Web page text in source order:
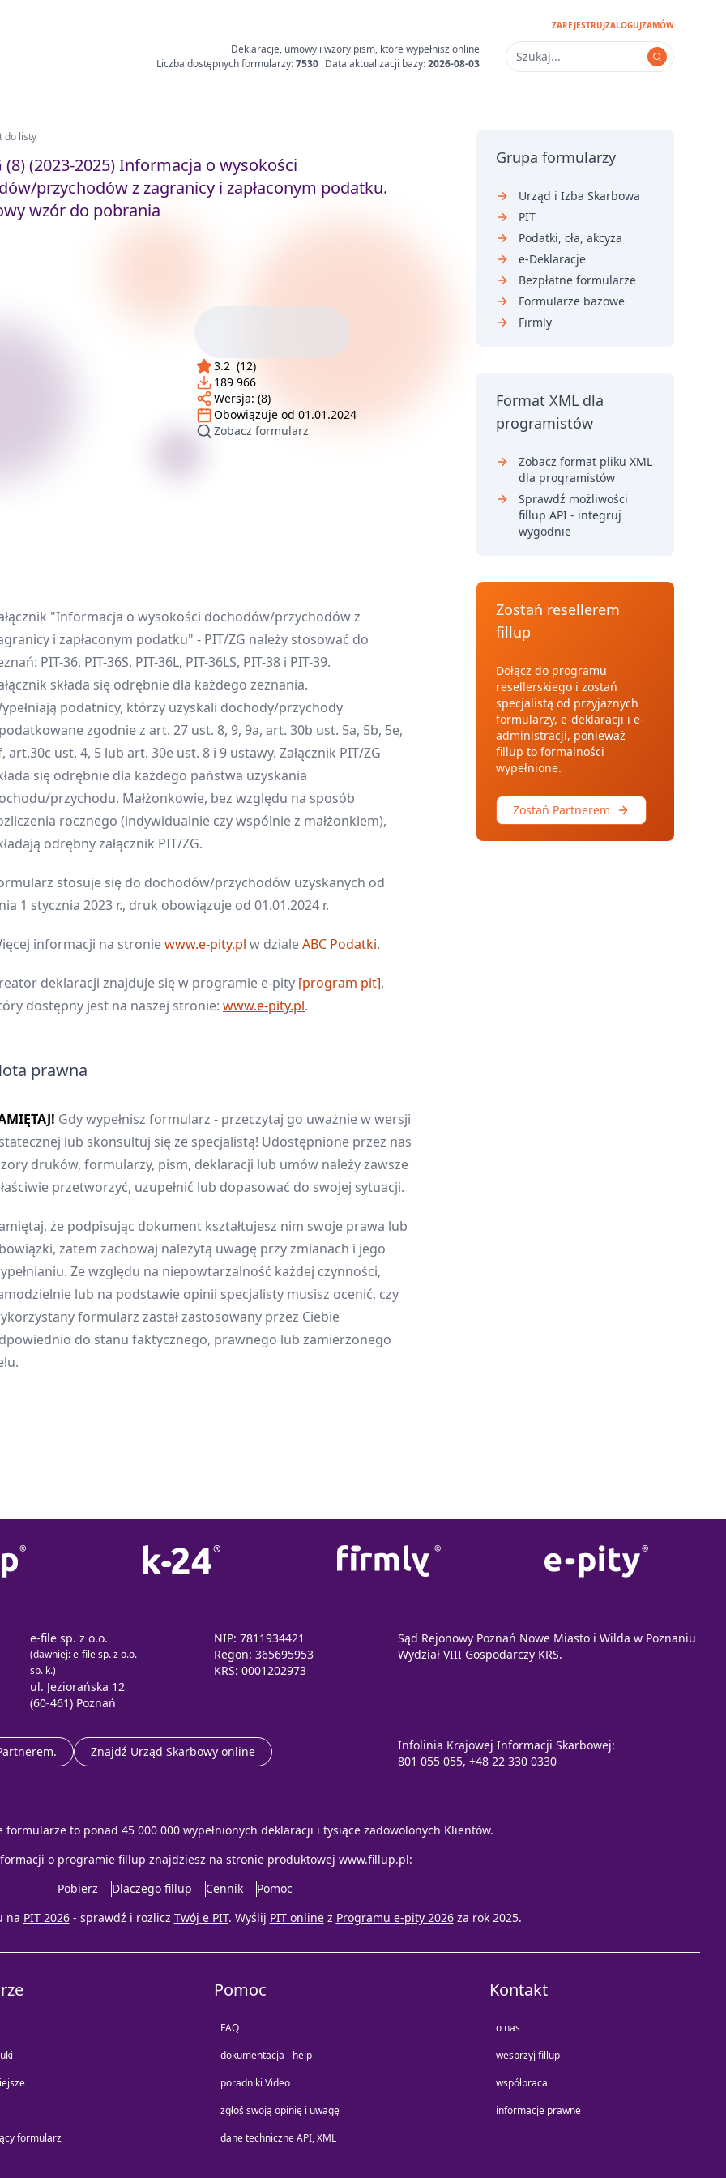
ZAREJESTRUJZALOGUJZAMÓW
Deklaracje, umowy i wzory pism, które wypełnisz online
Liczba dostępnych formularzy:7530 Data aktualizacji bazy:2026-08-03
do listy
(8) (2023-2025) Informacja o wysokości
przychodów z zagranicy i zapłaconym podatku.
wzór do pobrania
3.2 (12)
189 966
Wersja: (8)
Obowiązuje od 01.01.2024
Zobacz formularz
"Informacja o wysokości dochodów/przychodów z
i zapłaconym podatku" - PIT/ZG należy stosować do
PIT-36, PIT-36S, PIT-36L, PIT-36LS, PIT-38 i PIT-39.
składa się odrębnie dla każdego zeznania.
podatnicy, którzy uzyskali dochody/przychody
zgodnie z art. 27 ust. 8, 9, 9a, art. 30b ust. 5a, 5b, 5e,
art.30c ust. 4, 5 lub art. 30e ust. 8 i 9 ustawy. Załącznik PIT/ZG
się odrębnie dla każdego państwa uzyskania
przychodu. Małżonkowie, bez względu na sposób
rocznego (indywidualnie czy wspólnie z małżonkiem),
odrębny załącznik PIT/ZG.
stosuje się do dochodów/przychodów uzyskanych od
1 stycznia 2023 r., druk obowiązuje od 01.01.2024 r.
informacji na stroniewww.e-pity.pl w dzialeABC Podatki.
deklaracji znajduje się w programie e-pity [program pit],
dostępny jest na naszej stronie: www.e-pity.pl.
prawna
Gdy wypełnisz formularz - przeczytaj go uważnie w wersji
lub skonsultuj się ze specjalistą! Udostępnione przez nas
druków, formularzy, pism, deklaracji lub umów należy zawsze
przetworzyć, uzupełnić lub dopasować do swojej sytuacji.
że podpisując dokument kształtujesz nim swoje prawa lub
zatem zachowaj należytą uwagę przy zmianach i jego
Ze względu na niepowtarzalność każdej czynności,
lub na podstawie opinii specjalisty musisz ocenić, czy
formularz zastał zastosowany przez Ciebie
do stanu faktycznego, prawnego lub zamierzonego
Grupa formularzy
Urząd i Izba Skarbowa
PIT
Podatki, cła, akcyza
e-Deklaracje
Bezpłatne formularze
Formularze bazowe
Firmly
Format XML dla
programistów
Zobacz format pliku XML
dla programistów
Sprawdź możliwości
fillup API - integruj
wygodnie
Zostań resellerem
fillup
Dołącz do programu
resellerskiego i zostań
specjalistą od przyjaznych
formularzy, e-deklaracji i e-
administracji, ponieważ
fillup to formalności
wypełnione.
Zostań Partnerem
e-file sp. z o.o.
(dawniej: e-file sp. z o.o.
sp. k.)
ul. Jeziorańska 12
(60-461) Poznań
NIP: 7811934421
Regon: 365695953
KRS: 0001202973
Sąd Rejonowy Poznań Nowe Miasto i Wilda w Poznaniu
Wydział VIII Gospodarczy KRS.
Znajdź Urząd Skarbowy online
Infolinia Krajowej Informacji Skarbowej:
801 055 055, +48 22 330 0330
formularze to ponad 45 000 000 wypełnionych deklaracji i tysiące zadowolonych Klientów.
o programie fillup znajdziesz na stronie produktowej www.fillup.pl:
Pobierz
Dlaczego fillup Cennik
Pomoc
na PIT 2026 - sprawdź i rozlicz Twój e PIT. Wyślij PIT online z Programu e-pity 2026 za rok 2025.
formularz
Pomoc
FAQ
dokumentacja - help
poradniki Video
zgłoś swoją opinię i uwagę
dane techniczne API, XML
Kontakt
o nas
wesprzyj fillup
współpraca
informacje prawne